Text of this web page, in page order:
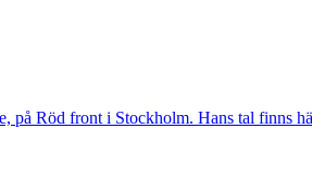
på Röd front i Stockholm. Hans tal finns